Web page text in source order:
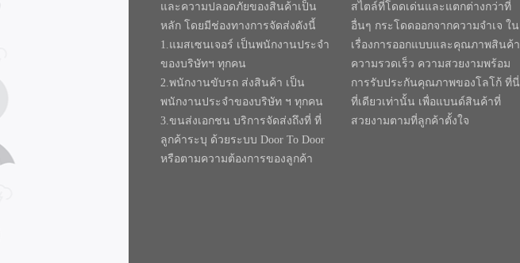
และความปลอดภัยของสินค้าเป็น
หลัก โดยมีช่องทางการจัดส่งดังนี้
1.แมสเซนเจอร์ เป็นพนักงานประจำ
ของบริษัทฯ ทุกคน
2.พนักงานขับรถ ส่งสินค้า เป็น
พนักงานประจำของบริษัท ฯ ทุกคน
3.ขนส่งเอกชน บริการจัดส่งถึงที่ ที่
ลูกค้าระบุ ด้วยระบบ Door To Door
หรือตามความต้องการของลูกค้า
สไตล์ที่โดดเด่นและแตกต่างกว่าที่
อื่นๆ กระโดดออกจากความจำเจ ใน
เรื่องการออกแบบและคุณภาพสินค้า
ความรวดเร็ว ความสวยงามพร้อม
การรับประกันคุณภาพของโลโก้ ที่นี่
ที่เดียวเท่านั้น เพื่อแบนด์สินค้าที่
สวยงามตามที่ลูกค้าตั้งใจ